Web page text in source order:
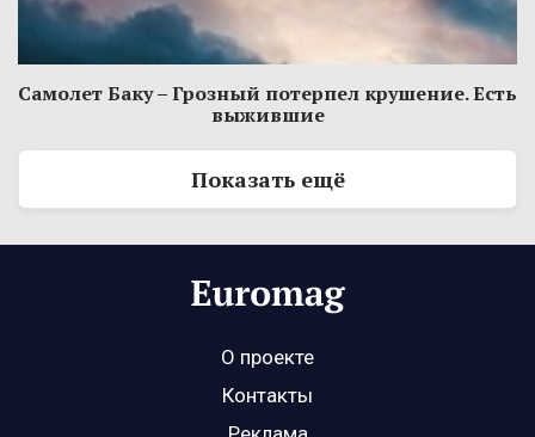
Самолет Баку – Грозный потерпел крушение. Есть
выжившие
Показать ещё
О проекте
Контакты